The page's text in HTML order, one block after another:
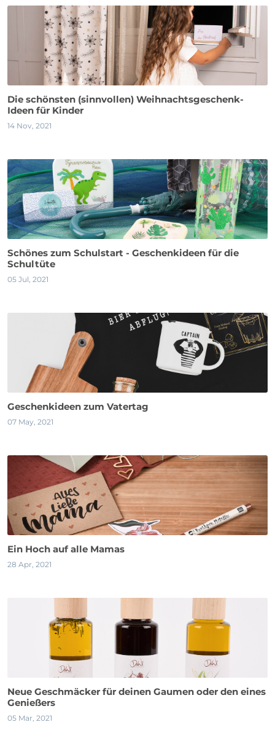
Die schönsten (sinnvollen) Weihnachtsgeschenk-
Ideen für Kinder
14 Nov, 2021
Schönes zum Schulstart - Geschenkideen für die
Schultüte
05 Jul, 2021
Geschenkideen zum Vatertag
07 May, 2021
Ein Hoch auf alle Mamas
28 Apr, 2021
Neue Geschmäcker für deinen Gaumen oder den eines
Genießers
05 Mar, 2021